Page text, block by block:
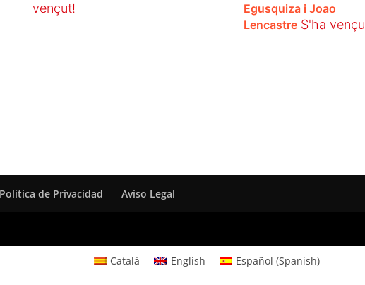
vençut!
Egusquiza i Joao
Lencastre S'ha
Política de Privacidad Aviso Legal
Català English Español (Spanish)